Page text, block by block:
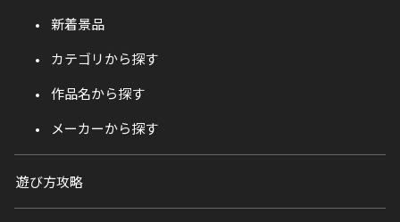
新着景品
カテゴリから探す
作品名から探す
メーカーから探す
遊び方攻略